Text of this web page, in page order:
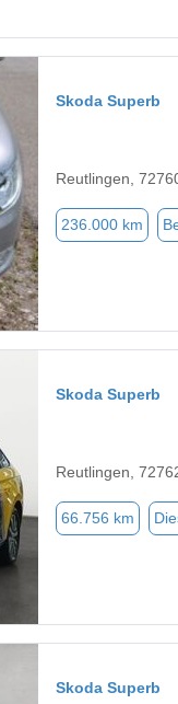
Skoda Superb
Reutlingen,
236.000 km
Skoda Superb
Reutlingen,
66.756 km
Skoda Superb